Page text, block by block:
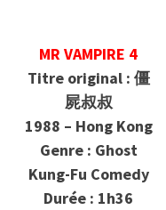
MR VAMPIRE 4
Titre original : 僵
屍叔叔
1988 – Hong Kong
Genre : Ghost
Kung-Fu Comedy
Durée : 1h36